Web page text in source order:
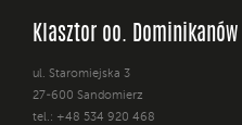
Klasztor oo.
ul. Staromiejska 3
27-600 Sandomierz
tel.: +48 534 920 468